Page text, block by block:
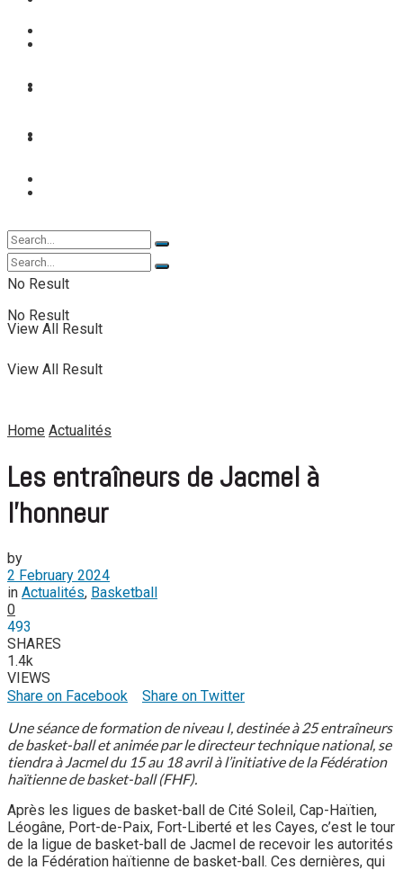
No Result
View All Result
No Result
View All Result
Home Actualités
Les entraîneurs de Jacmel à
l’honneur
by
2 February 2024
in Actualités, Basketball
0
493
SHARES
1.4k
VIEWS
Share on Facebook
Share on Twitter
Une séance de formation de niveau I, destinée à 25 entraîneurs
de basket-ball et animée par le directeur technique national, se
tiendra à Jacmel du 15 au 18 avril à l’initiative de la Fédération
haïtienne de basket-ball (FHF).
Après les ligues de basket-ball de Cité Soleil, Cap-Haïtien,
Léogâne, Port-de-Paix, Fort-Liberté et les Cayes, c’est le tour
de la ligue de basket-ball de Jacmel de recevoir les autorités
de la Fédération haïtienne de basket-ball. Ces dernières, qui